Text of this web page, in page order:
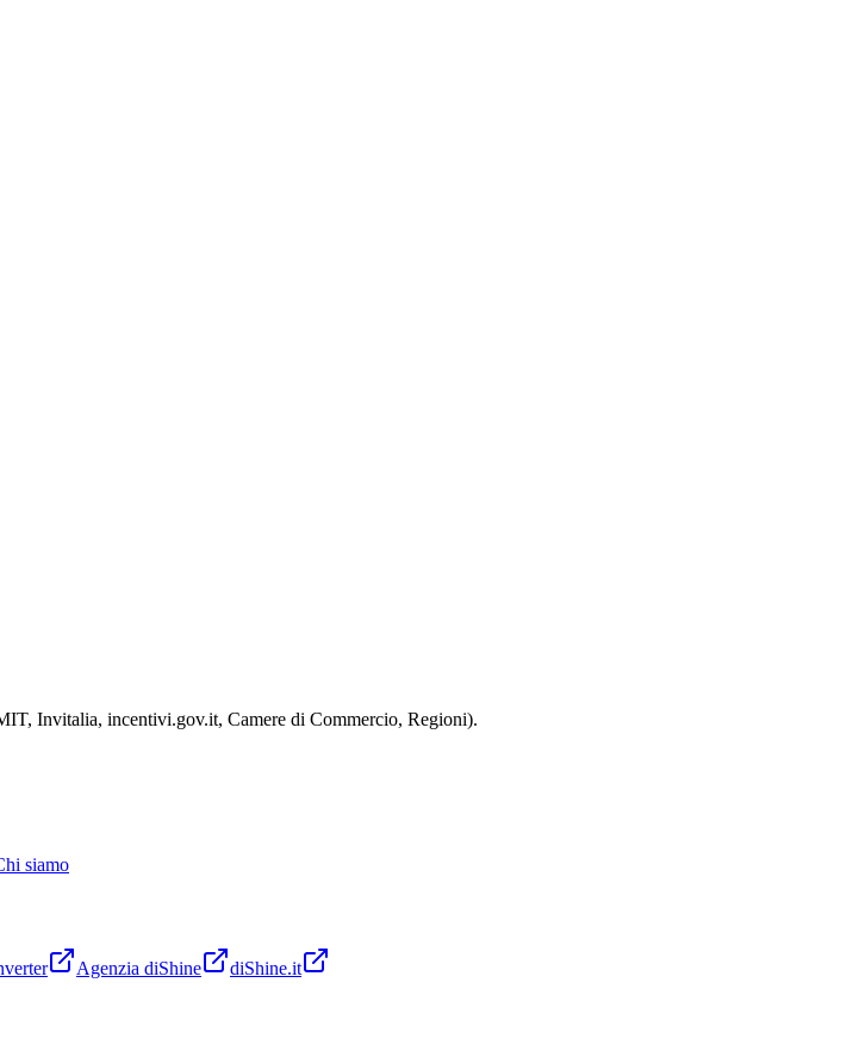
Invitalia, incentivi.gov.it, Camere di Commercio, Regioni).
siamo
Agenzia diShine diShine.it